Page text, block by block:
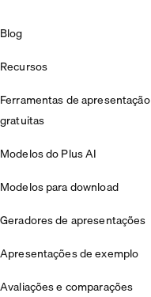
Blog
Recursos
Ferramentas de apresentação
gratuitas
Modelos do Plus AI
Modelos para download
Geradores de apresentações
Apresentações de exemplo
Avaliações e comparações